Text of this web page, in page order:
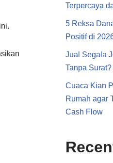
Terpercaya
5 Reksa
Positif di
Jual Segala
Tanpa
Cuaca Kian
Rumah agar
Cash Flow